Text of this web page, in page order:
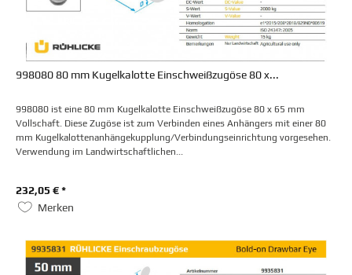
998080 80 mm Kugelkalotte Einschweißzugöse 80 x...
998080 ist eine 80 mm Kugelkalotte Einschweißzugöse 80 x 65 mm
Vollschaft. Diese Zugöse ist zum Verbinden eines Anhängers mit einer 80
mm Kugelkalottenanhängekupplung/Verbindungseinrichtung vorgesehen.
Verwendung im Landwirtschaftlichen...
232,05 € *
Merken